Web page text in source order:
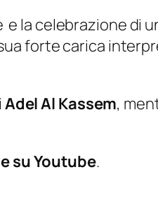
la celebrazione di
forte carica
Adel Al Kassem,
su Youtube.